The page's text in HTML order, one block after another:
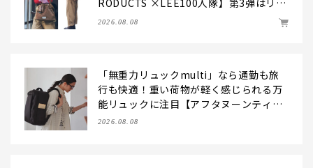
RODUCTS ×LEE100人隊】第3弾はリッ
チ映えにこだわり！
2026.08.08
「無重力リュックmulti」なら通勤も旅
行も快適！重い荷物が軽く感じられる万
能リュックに注目【アフタヌーンティ
ー・リビング】
2026.08.08